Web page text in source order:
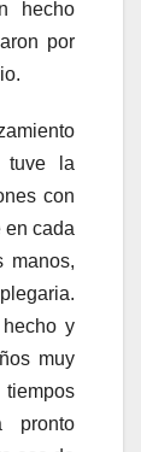
hecho
por
tuve la
con
en cada
manos,
y
muy
pronto